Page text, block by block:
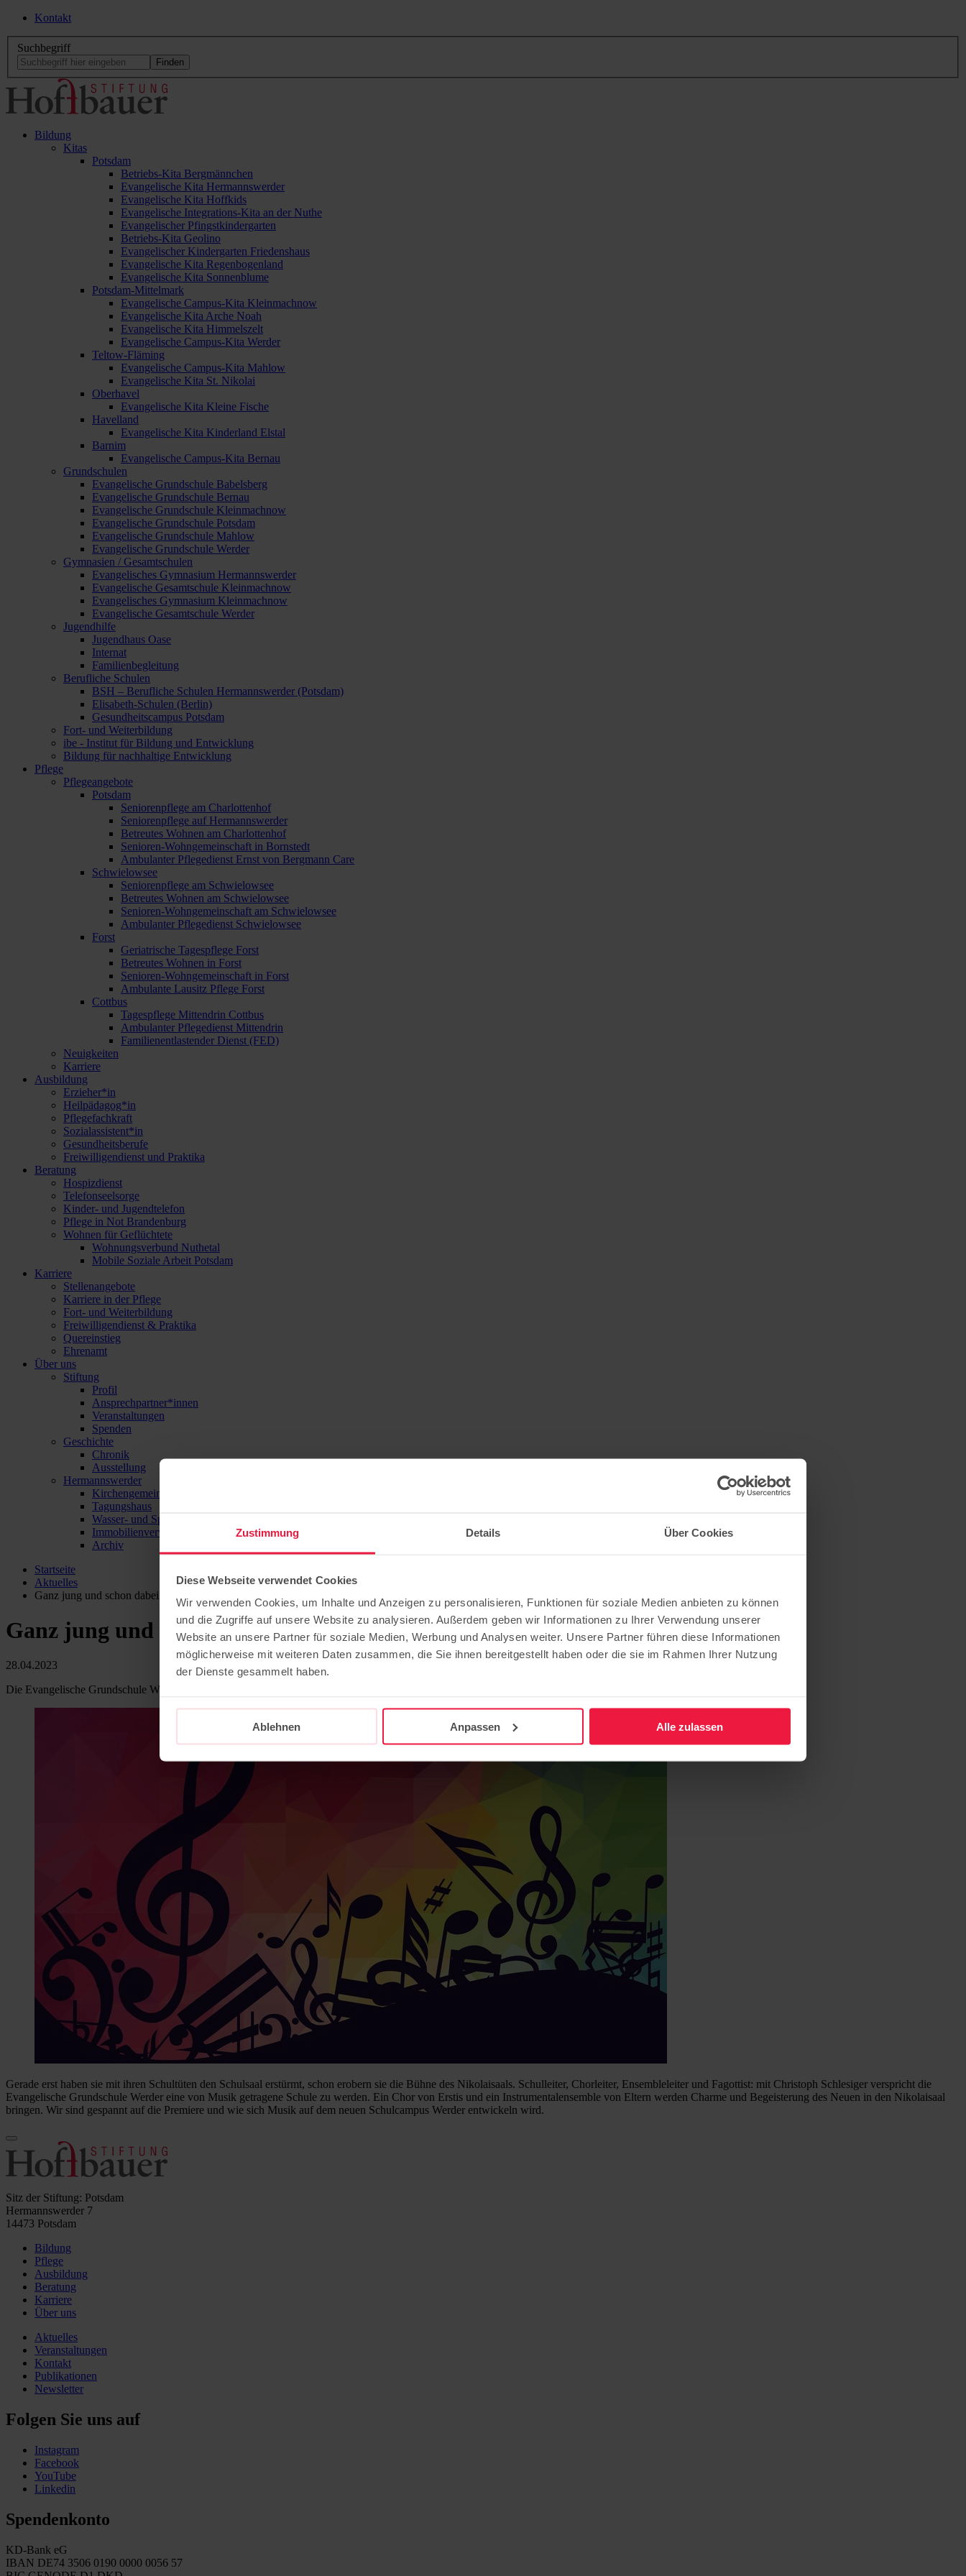
Zustimmung Details Über Cookies
Diese Webseite verwendet Cookies
Wir verwenden Cookies, um Inhalte und Anzeigen zu personalisieren, Funktionen für soziale Medien anbieten zu können
und die Zugriffe auf unsere Website zu analysieren. Außerdem geben wir Informationen zu Ihrer Verwendung unserer
Website an unsere Partner für soziale Medien, Werbung und Analysen weiter. Unsere Partner führen diese Informationen
möglicherweise mit weiteren Daten zusammen, die Sie ihnen bereitgestellt haben oder die sie im Rahmen Ihrer Nutzung
der Dienste gesammelt haben.
Ablehnen Anpassen Alle zulassen
Kontakt
Suchbegriff
Bildung
Kitas
Potsdam
Betriebs-Kita Bergmännchen
Evangelische Kita Hermannswerder
Evangelische Kita Hoffkids
Evangelische Integrations-Kita an der Nuthe
Evangelischer Pfingstkindergarten
Betriebs-Kita Geolino
Evangelischer Kindergarten Friedenshaus
Evangelische Kita Regenbogenland
Evangelische Kita Sonnenblume
Potsdam-Mittelmark
Evangelische Campus-Kita Kleinmachnow
Evangelische Kita Arche Noah
Evangelische Kita Himmelszelt
Evangelische Campus-Kita Werder
Teltow-Fläming
Evangelische Campus-Kita Mahlow
Evangelische Kita St. Nikolai
Oberhavel
Evangelische Kita Kleine Fische
Havelland
Evangelische Kita Kinderland Elstal
Barnim
Evangelische Campus-Kita Bernau
Grundschulen
Evangelische Grundschule Babelsberg
Evangelische Grundschule Bernau
Evangelische Grundschule Kleinmachnow
Evangelische Grundschule Potsdam
Evangelische Grundschule Mahlow
Evangelische Grundschule Werder
Gymnasien / Gesamtschulen
Evangelisches Gymnasium Hermannswerder
Evangelische Gesamtschule Kleinmachnow
Evangelisches Gymnasium Kleinmachnow
Evangelische Gesamtschule Werder
Jugendhilfe
Jugendhaus Oase
Internat
Familienbegleitung
Berufliche Schulen
BSH – Berufliche Schulen Hermannswerder (Potsdam)
Elisabeth-Schulen (Berlin)
Gesundheitscampus Potsdam
Fort- und Weiterbildung
ibe - Institut für Bildung und Entwicklung
Bildung für nachhaltige Entwicklung
Pflege
Pflegeangebote
Potsdam
Seniorenpflege am Charlottenhof
Seniorenpflege auf Hermannswerder
Betreutes Wohnen am Charlottenhof
Senioren-Wohngemeinschaft in Bornstedt
Ambulanter Pflegedienst Ernst von Bergmann Care
Schwielowsee
Seniorenpflege am Schwielowsee
Betreutes Wohnen am Schwielowsee
Senioren-Wohngemeinschaft am Schwielowsee
Ambulanter Pflegedienst Schwielowsee
Forst
Geriatrische Tagespflege Forst
Betreutes Wohnen in Forst
Senioren-Wohngemeinschaft in Forst
Ambulante Lausitz Pflege Forst
Cottbus
Tagespflege Mittendrin Cottbus
Ambulanter Pflegedienst Mittendrin
Familienentlastender Dienst (FED)
Neuigkeiten
Karriere
Ausbildung
Erzieher*in
Heilpädagog*in
Pflegefachkraft
Sozialassistent*in
Gesundheitsberufe
Freiwilligendienst und Praktika
Beratung
Hospizdienst
Telefonseelsorge
Kinder- und Jugendtelefon
Pflege in Not Brandenburg
Wohnen für Geflüchtete
Wohnungsverbund Nuthetal
Mobile Soziale Arbeit Potsdam
Karriere
Stellenangebote
Karriere in der Pflege
Fort- und Weiterbildung
Freiwilligendienst & Praktika
Quereinstieg
Ehrenamt
Über uns
Stiftung
Profil
Ansprechpartner*innen
Veranstaltungen
Spenden
Geschichte
Chronik
Ausstellung
Hermannswerder
Kirchengemeinde
Tagungshaus
Wasser- und Sport-Zentrum Hermannswerder
Immobilienverwaltung
Archiv
Startseite
Aktuelles
Ganz jung und schon dabei
Ganz jung und schon dabei
28.04.2023
Die Evangelische Grundschule Werder erstmals bei der Hoffbauer Gala
Gerade erst haben sie mit ihren Schultüten den Schulsaal erstürmt, schon erobern sie die Bühne des Nikolaisaals. Schulleiter, Chorleiter, Ensembleleiter und Fagottist: mit Christoph Schlesiger verspricht die
Evangelische Grundschule Werder eine von Musik getragene Schule zu werden. Ein Chor von Erstis und ein Instrumentalensemble von Eltern werden Charme und Begeisterung des Neuen in den Nikolaisaal
bringen. Wir sind gespannt auf die Premiere und wie sich Musik auf dem neuen Schulcampus Werder entwickeln wird.
Sitz der Stiftung: Potsdam
Hermannswerder 7
14473 Potsdam
Bildung
Pflege
Ausbildung
Beratung
Karriere
Über uns
Aktuelles
Veranstaltungen
Kontakt
Publikationen
Newsletter
Folgen Sie uns auf
Instagram
Facebook
YouTube
Linkedin
Spendenkonto
KD-Bank eG
IBAN DE74 3506 0190 0000 0056 57